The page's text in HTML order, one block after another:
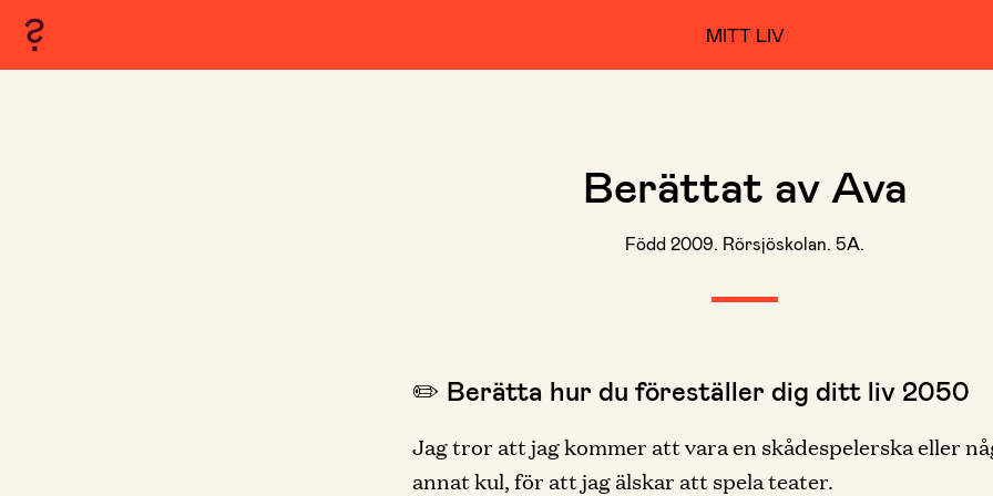
MITT LIV
Berättat av Ava
Född 2009. Rörsjöskolan. 5A.
✏️ Berätta hur du föreställer dig ditt liv 2050
Jag tror att jag kommer att vara en skådespelerska eller
annat kul, för att jag älskar att spela teater.